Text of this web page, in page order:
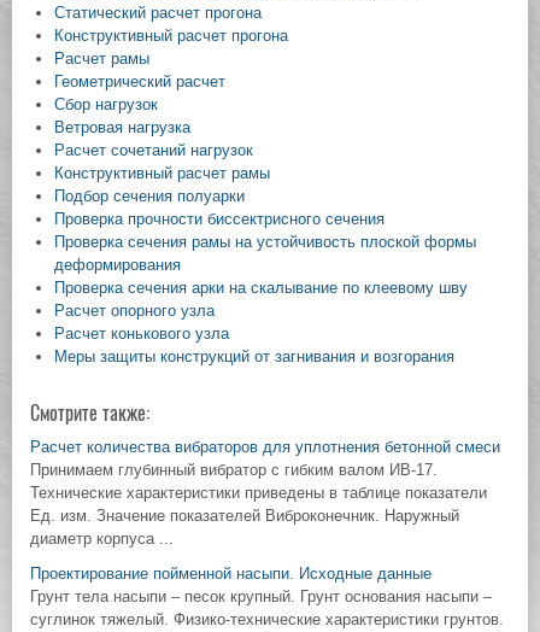
Статический расчет прогона
Конструктивный расчет прогона
Расчет рамы
Геометрический расчет
Сбор нагрузок
Ветровая нагрузка
Расчет сочетаний нагрузок
Конструктивный расчет рамы
Подбор сечения полуарки
Проверка прочности биссектрисного сечения
Проверка сечения рамы на устойчивость плоской формы
деформирования
Проверка сечения арки на скалывание по клеевому шву
Расчет опорного узла
Расчет конькового узла
Меры защиты конструкций от загнивания и возгорания
Смотрите также:
Расчет количества вибраторов для уплотнения бетонной смеси
Принимаем глубинный вибратор с гибким валом ИВ-17.
Технические характеристики приведены в таблице показатели
Ед. изм. Значение показателей Виброконечник. Наружный
диаметр корпуса ...
Проектирование пойменной насыпи. Исходные данные
Грунт тела насыпи – песок крупный. Грунт основания насыпи –
суглинок тяжелый. Физико-технические характеристики грунтов.